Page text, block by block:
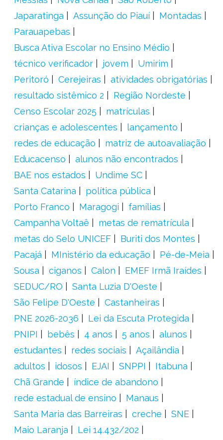
Japaratinga
Assunção do Piauí
Montadas
Parauapebas
Busca Ativa Escolar no Ensino Médio
técnico verificador
jovem
Umirim
Peritoró
Cerejeiras
atividades obrigatórias
resultado sistêmico 2
Região Nordeste
Censo Escolar 2025
matrículas
crianças e adolescentes
lançamento
redes de educação
matriz de autoavaliação
Educacenso
alunos não encontrados
BAE nos estados
Undime SC
Santa Catarina
política pública
Porto Franco
Maragogi
famílias
Campanha Voltaê
metas de rematrícula
metas do Selo UNICEF
Buriti dos Montes
Pacajá
MInistério da educação
Pé-de-Meia
Sousa
ciganos Calon
EMEF Irmã Iraídes
SEDUC/RO
Santa Luzia D'Oeste
São Felipe D'Oeste
Castanheiras
PNE 2026-2036
Lei da Escuta Protegida
PNIPI
bebês 4 anos 5 anos
alunos
estudantes
redes sociais
Açailândia
adultos
idosos EJAI SNPPI
Itabuna
Chã Grande
índice de abandono
rede estadual de ensino
Manaus
Santa Maria das Barreiras
creche
SNE
Maio Laranja
Lei 14.432/202